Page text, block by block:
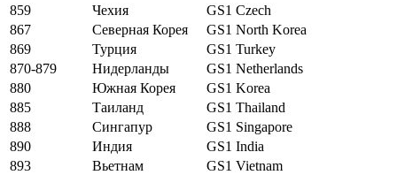
859
Чехия
GS1 Czech
867
Северная Корея
GS1 North Korea
869
Турция
GS1 Turkey
870-879
Нидерланды
GS1 Netherlands
880
Южная Корея
GS1 Korea
885
Таиланд
GS1 Thailand
888
Сингапур
GS1 Singapore
890
Индия
GS1 India
893
Вьетнам
GS1 Vietnam